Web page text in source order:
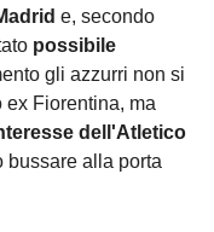
e, secondo
possibile
gli azzurri non si
ex Fiorentina, ma
dell'Atletico
bussare alla porta